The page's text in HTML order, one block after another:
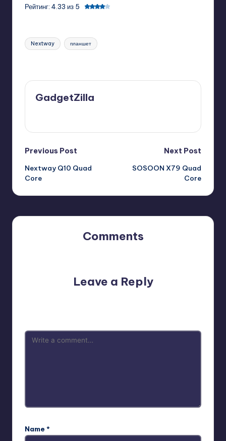
Рейтинг: 4.33 из 5
Tags:
Nextway планшет
GadgetZilla
Post
navigation
Previous Post
Nextway Q10 Quad
Core
Next Post
SOSOON X79 Quad
Core
Comments
Leave a Reply
Name *